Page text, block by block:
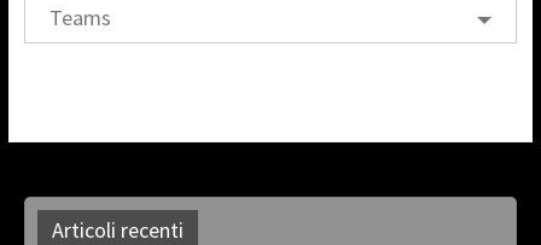
Teams
Articoli recenti